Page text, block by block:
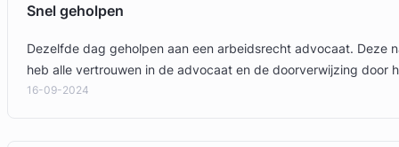
Snel geholpen
Dezelfde dag geholpen aan een arbeidsrecht advocaat.
heb alle vertrouwen in de advocaat en de doorverwijzing door
16-09-2024